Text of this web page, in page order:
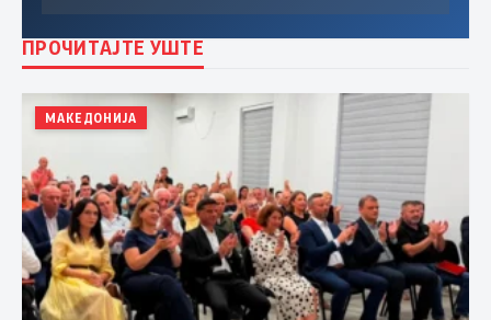
ПРОЧИТАЈТЕ УШТЕ
МАКЕДОНИЈА